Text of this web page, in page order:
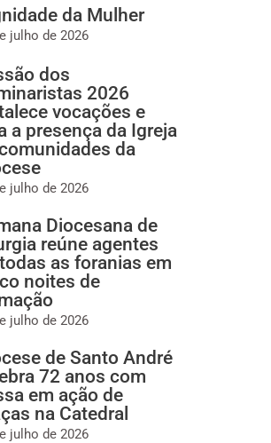
da Mulher
julho de 2026
dos
2026
vocações e
a presença da Igreja
da
julho de 2026
Diocesana de
reúne agentes
as foranias em
noites de
julho de 2026
de Santo André
72 anos com
em ação de
na Catedral
julho de 2026